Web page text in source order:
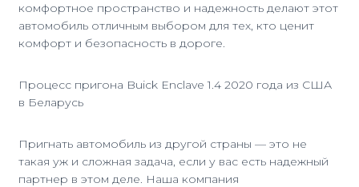
комфортное пространство и надежность делают этот
автомобиль отличным выбором для тех, кто ценит
комфорт и безопасность в дороге.
Процесс пригона Buick Enclave 1.4 2020 года из США
в Беларусь
Пригнать автомобиль из другой страны — это не
такая уж и сложная задача, если у вас есть надежный
партнер в этом деле. Наша компания